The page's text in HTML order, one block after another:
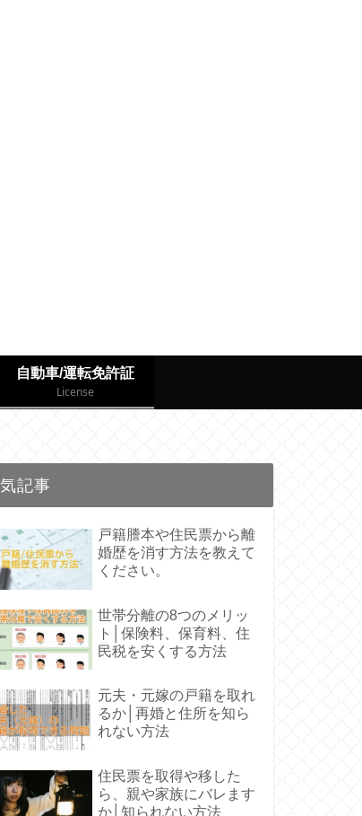
自動車/運転免許証
License
記事
戸籍謄本や住民票から離
婚歴を消す方法を教えて
ください。
世帯分離の8つのメリッ
ト│保険料、保育料、住
民税を安くする方法
元夫・元嫁の戸籍を取れ
るか│再婚と住所を知ら
れない方法
住民票を取得や移した
ら、親や家族にバレます
か│知られない方法